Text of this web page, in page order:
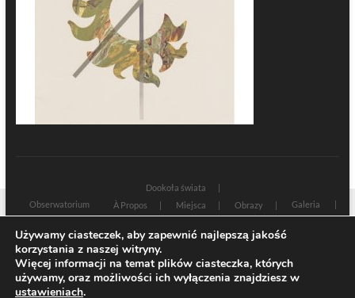
Dookoła świata
Obserwatorium
À Propos Miejsca Obrazy
Galeria
Sacrum profanum
Zamyślenia
Teksty
Znaki czasu
Rozmowy
| Designed by:Theme Freesia
Używamy ciasteczek, aby zapewnić najlepszą jakość
korzystania z naszej witryny.
Więcej informacji na temat plików ciasteczka, których
używamy, oraz możliwości ich wyłączenia znajdziesz w
ustawieniach.